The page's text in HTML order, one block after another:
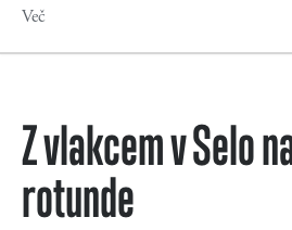
Več
Z vlakcem v Selo
rotunde